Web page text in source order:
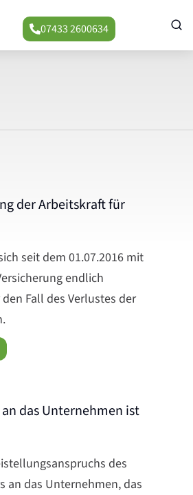
07433 2600634
der Arbeitskraft für
seit dem 01.07.2016 mit
endlich
Fall des Verlustes der
das Unternehmen ist
des
an das Unternehmen, das